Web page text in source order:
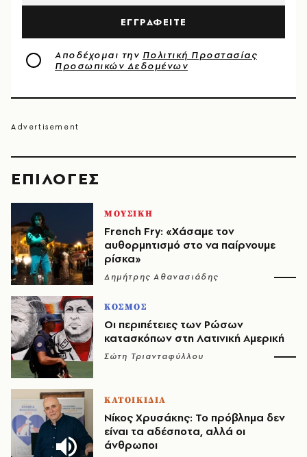
EΠΙΛΟΓΈΣ
ΜΟΥΣΙΚΗ
French Fry: «Χάσαμε τον
αυθορμητισμό στο να παίρνουμε
ρίσκα»
Δημήτρης Αθανασιάδης
ΚΟΣΜΟΣ
Οι περιπέτειες των Ρώσων
κατασκόπων στη Λατινική Αμερική
Σώτη Τριανταφύλλου
ΚΑΤΟΙΚΙΔΙΑ
Νίκος Χρυσάκης: Το πρόβλημα δεν
είναι τα αδέσποτα, αλλά οι
άνθρωποι
ΕΓΓΡΑΦΕΙΤΕ
Αποδέχομαι την Πολιτική Προστασίας
Προσωπικών Δεδομένων